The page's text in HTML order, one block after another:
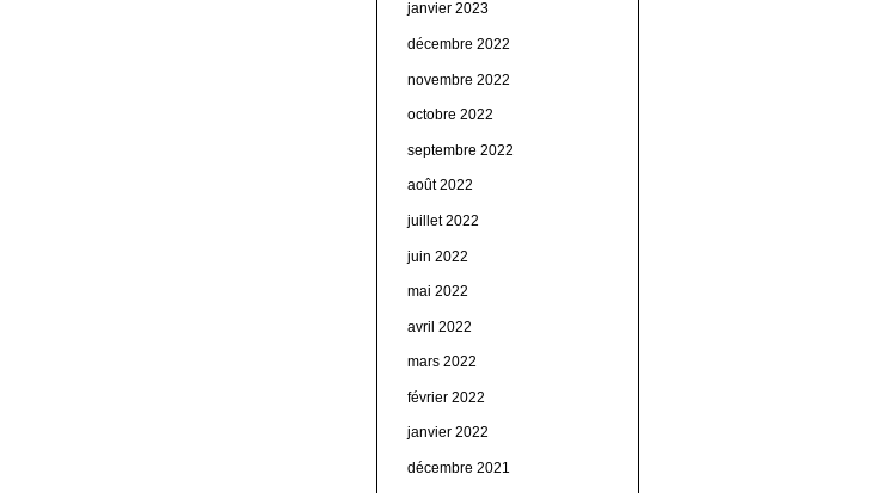
janvier 2023
décembre 2022
novembre 2022
octobre 2022
septembre 2022
août 2022
juillet 2022
juin 2022
mai 2022
avril 2022
mars 2022
février 2022
janvier 2022
décembre 2021